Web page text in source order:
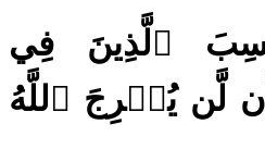
ٱلَّذِينَ فِي
لَّن يُخۡرِجَ ٱللَّهُ